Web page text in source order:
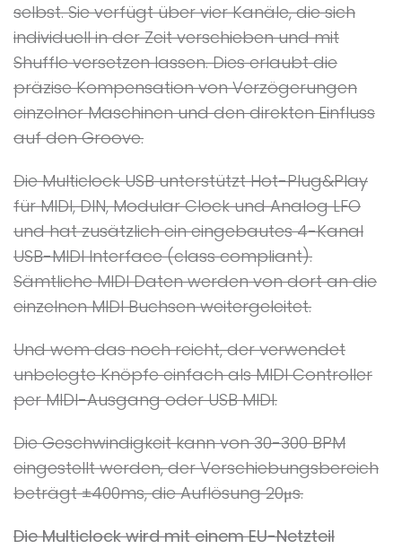
selbst. Sie verfügt über vier Kanäle, die sich
individuell in der Zeit verschieben und mit
Shuffle versetzen lassen. Dies erlaubt die
präzise Kompensation von Verzögerungen
einzelner Maschinen und den direkten Einfluss
auf den Groove.
Die Multiclock USB unterstützt Hot-Plug&Play
für MIDI, DIN, Modular Clock und Analog LFO
und hat zusätzlich ein eingebautes 4-Kanal
USB-MIDI Interface (class compliant).
Sämtliche MIDI Daten werden von dort an die
einzelnen MIDI Buchsen weitergeleitet.
Und wem das noch reicht, der verwendet
unbelegte Knöpfe einfach als MIDI Controller
per MIDI-Ausgang oder USB MIDI.
Die Geschwindigkeit kann von 30-300 BPM
eingestellt werden, der Verschiebungsbereich
beträgt ±400ms, die Auflösung 20μs.
Die Multiclock wird mit einem EU-Netzteil